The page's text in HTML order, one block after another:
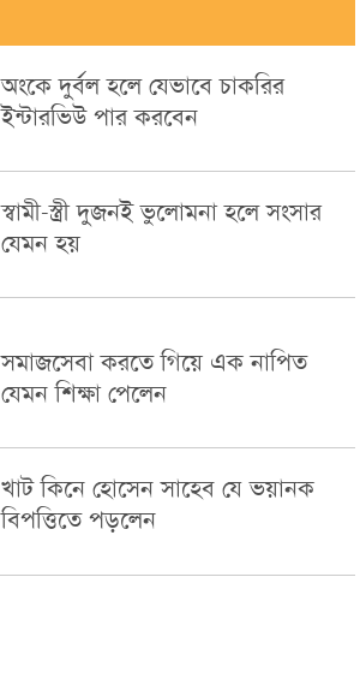
অংকে দুর্বল হলে যেভাবে চাকরির
ইন্টারভিউ পার করবেন
স্বামী-স্ত্রী দুজনই ভুলোমনা হলে সংসার
যেমন হয়
সমাজসেবা করতে গিয়ে এক নাপিত
যেমন শিক্ষা পেলেন
খাট কিনে হোসেন সাহেব যে ভয়ানক
বিপত্তিতে পড়লেন